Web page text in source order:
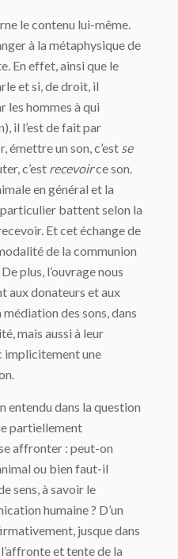
le contenu lui-même.
à la métaphysique de
En effet, ainsi que le
et si, de droit, il
les hommes à qui
il l’est de fait par
émettre un son, c’est se
c’est recevoirce son.
en général et la
battent selon la
Et cet échange de
de la communion
plus, l’ouvrage nous
aux donateurs et aux
des sons, dans
mais aussi à leur
implicitement une
entendu dans la question
partiellement
affronter : peut-on
ou bien faut-il
sens, à savoir le
humaine ? D’un
jusque dans
et tente de la